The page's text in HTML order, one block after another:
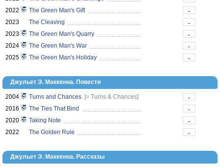
2022
The Green Man's Gift
-
2023
The Cleaving
-
2023
The Green Man's Quarry
-
2024
The Green Man's War
-
2025
The Green Man's Holiday -
Джульет Э. Маккенна. Повести
2004 Turns and Chances [= Turns & Chances]
-
2016
The Ties That Bind
-
2020
Taking Note
-
2022
The Golden Rule -
Джульет Э. Маккенна. Рассказы